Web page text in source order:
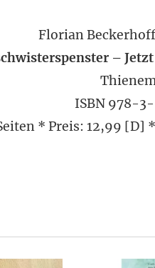
Florian
–
ISBN 978-
* Preis: 12,99